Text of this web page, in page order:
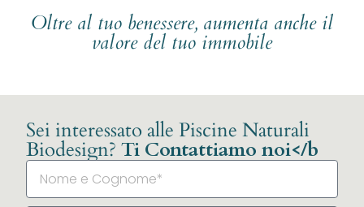
Oltre al tuo benessere, aumenta anche il
valore del tuo immobile
Sei interessato alle Piscine Naturali
Biodesign? Ti Contattiamo noi</b